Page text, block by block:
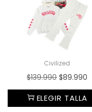
Civilized
$139.990 $89.990
ELEGIR TALLA